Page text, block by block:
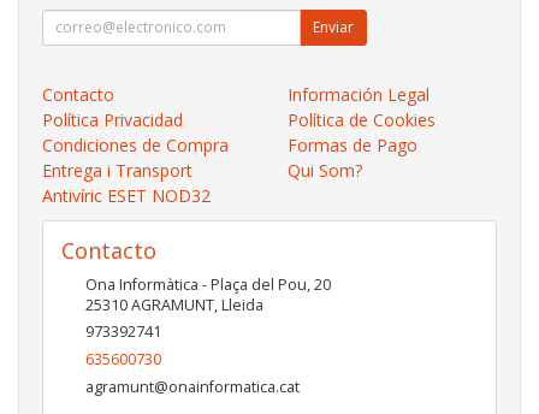
Enviar
Contacto
Información Legal
Política Privacidad
Política de Cookies
Condiciones de Compra
Formas de Pago
Entrega i Transport
Qui Som?
Antivíric ESET NOD32
Contacto
Ona Informàtica - Plaça del Pou, 20
25310AGRAMUNT,Lleida
973392741
635600730
agramunt@onainformatica.cat